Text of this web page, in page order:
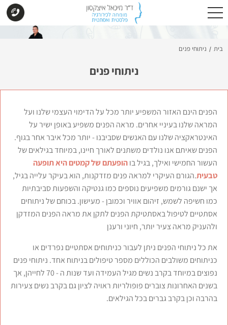
בית / ניתוחי פנים
ניתוחי פנים
הפנים הינם האזור המשפיע יותר מכל על הדימוי העצמי שלנו ועל
המראה שלנו בעיניי אחרים. מראה הפנים משפיע באופן ישיר על
האינטראקציה שלנו עם האנשים שסביבנו - יותר מכל איבר אחר בגוף.
הפנים שאיתם אנו נולדים משתנים לאורך חיינו, במיוחד בגילאים של
העשור החמישי ואילך, בגיל בוהופעתם של קמטים היא תופעה
טבעית.הגורם העיקרי למראה פנים מזדקנות, הוא בעיקר עלייה בגיל,
אך ישנם גורמים משפיעים נוספים כמו גנטיקה והשפעות סביבתיות
כמו חשיפה לשמש, זיהום אוויר וכמובן - מעישון. בכוחם של ניתוחים
אסתטיים לטיפול באסתטיקת הפנים לתקן את מראה הפנים המזדקן
ולהעניק מראה צעיר יותר, חיוני ורענן
את כל ניתוחי הפנים ניתן לעבור כניתוחים אסתטיים נפרדים או
כניתוחים משולבים הכוללים מספר טיפולים בניתוח אחד. ניתוחי פנים
נפוצים במיוחד בקרב נשים מגיל העמידה ועד שנות ה - 70 לחייהן, אך
בשנים האחרונות צוברים פופולריות ראויה לציון גם בקרב נשים צעירות
בהרבה וכן בקרב גברים בכל הגילאים.